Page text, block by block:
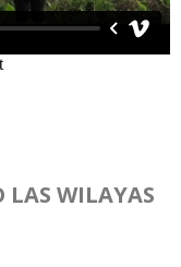
WILAYAS